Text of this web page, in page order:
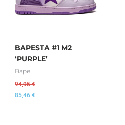
BAPESTA #1 M2
‘PURPLE’
Bape
94,95€
85,46 €